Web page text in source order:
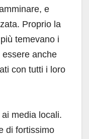
e
Proprio la
temevano i
anche
con tutti i loro
media locali.
di fortissimo